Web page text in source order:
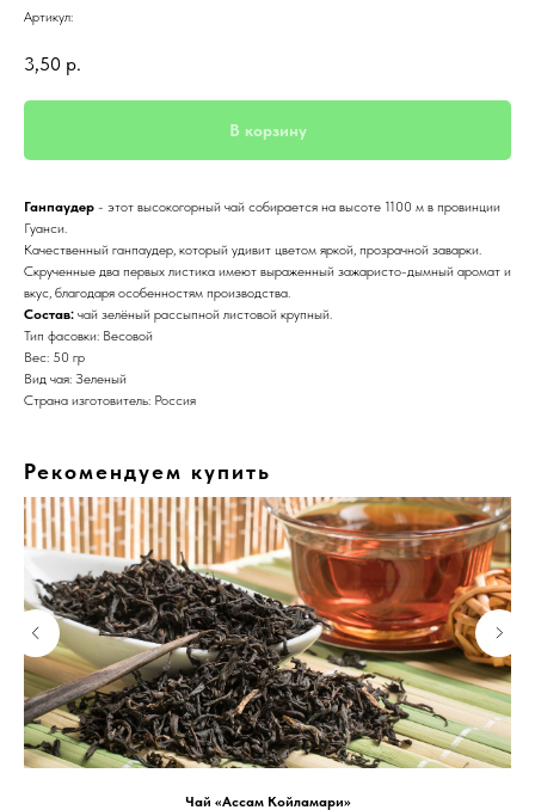
Артикул:
3,50 р.
В корзину
Ганпаудер - этот высокогорный чай собирается на высоте 1100 м в провинции
Гуанси.
Качественный ганпаудер, который удивит цветом яркой, прозрачной заварки.
Скрученные два первых листика имеют выраженный зажаристо-дымный аромат и
вкус, благодаря особенностям производства.
Состав: чай зелёный рассыпной листовой крупный.
Тип фасовки: Весовой
Вес: 50 гр
Вид чая: Зеленый
Страна изготовитель: Россия
Рекомендуем купить
Чай «Ассам Койламари»